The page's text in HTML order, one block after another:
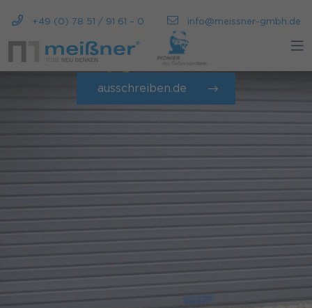
+49 (0) 78 51 / 91 61 – 0 info@meissner-gmbh.de
ausschreiben.de